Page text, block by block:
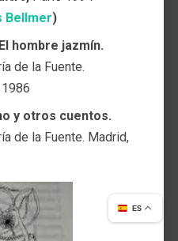
Bellmer)
hombre jazmín.
de la Fuente.
1986
y otros cuentos.
de la Fuente. Madrid,
ES